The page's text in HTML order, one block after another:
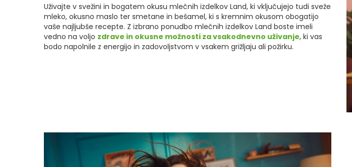
Uživajte v svežini in bogatem okusu mlečnih izdelkov Land, ki vključujejo tudi sveže
mleko, okusno maslo ter smetane in bešamel, ki s kremnim okusom obogatijo
vaše najljubše recepte. Z izbrano ponudbo mlečnih izdelkov Land boste imeli
vedno na voljo zdrave in okusne možnosti za vsakodnevno uživanje, ki vas
bodo napolnile z energijo in zadovoljstvom v vsakem grižljaju ali požirku.